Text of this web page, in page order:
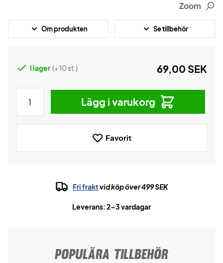
Zoom
Om produkten Se tillbehör
I lager (+ 10 st.) 69,00 SEK
Lägg i varukorg
Favorit
Fri fraktvid köp över 499 SEK
Leverans: 2-3 vardagar
POPULÄRA TILLBEHÖR